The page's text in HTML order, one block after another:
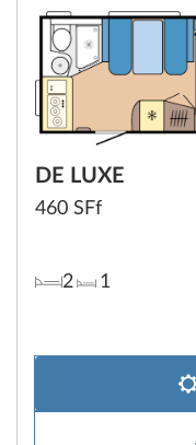
DE LUXE
460 SFf
2 1